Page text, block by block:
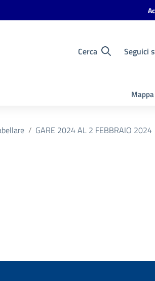
Cerca Seguici
GARE 2024 AL 2 FEBBRAIO 2024